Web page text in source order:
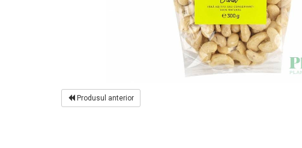
Produsul anterior